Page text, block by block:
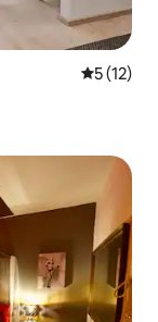
คะแนนเฉลี่
5 (12)